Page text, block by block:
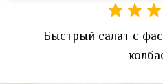
Быстрый салат с